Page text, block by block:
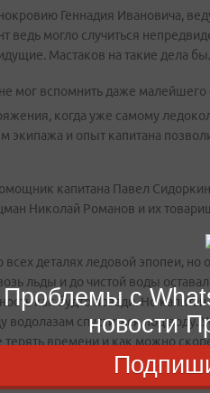
Геннадия Ивановича,
ведь могло случиться
Мастаков на такие дела
мог вспомнить даже малейшего
когда уже самому
экипажа и опыт капитана
капитана Павел
Николай Романов и их
деталях ледовой эпопеи, но
льды и до чистой воды
как будто позади. Но
спуститься под воду.
времени и как можно
на честном слове.
Проблемы с
новости